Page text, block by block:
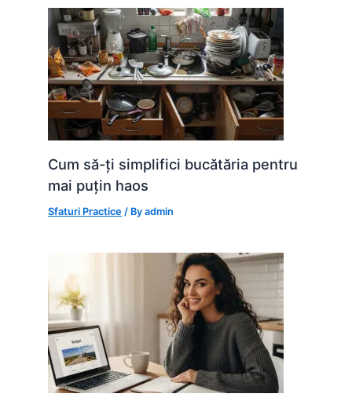
Cum să-ți simplifici bucătăria pentru
mai puțin haos
Sfaturi Practice / Byadmin